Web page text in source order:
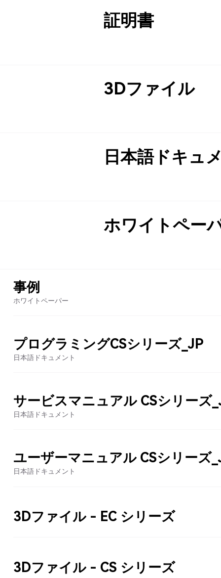
証明書
3Dファイル
日本語ドキュ
ホワイトペー
事例
ホワイトペーパー
プログラミングCSシリーズ_JP
日本語ドキュメント
サービスマニュアル CSシリーズ
日本語ドキュメント
ユーザーマニュアル CSシリーズ
日本語ドキュメント
3Dファイル - EC シリーズ
3Dファイル - CS シリーズ